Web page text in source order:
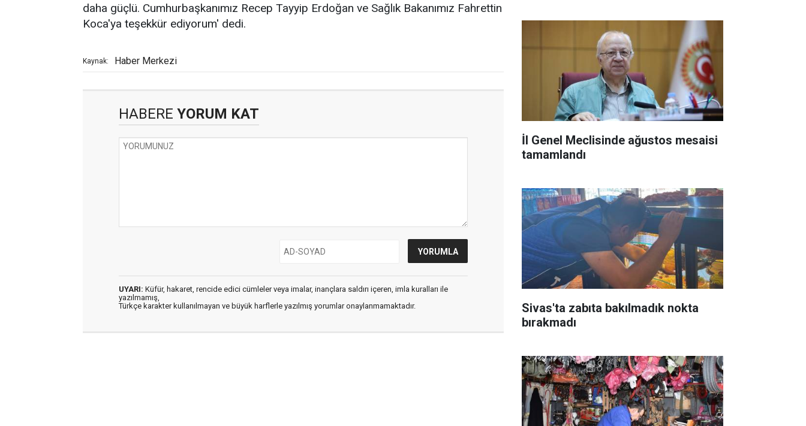
daha güçlü. Cumhurbaşkanımız Recep Tayyip Erdoğan ve Sağlık Bakanımız Fahrettin
Koca'ya teşekkür ediyorum' dedi.
Kaynak: Haber Merkezi
HABERE YORUM KAT
UYARI: Küfür, hakaret, rencide edici cümleler veya imalar, inançlara saldırı içeren, imla kuralları ile
yazılmamış,
Türkçe karakter kullanılmayan ve büyük harflerle yazılmış yorumlar onaylanmamaktadır.
İl Genel Meclisinde ağustos mesaisi
tamamlandı
Sivas'ta zabıta bakılmadık nokta
bırakmadı